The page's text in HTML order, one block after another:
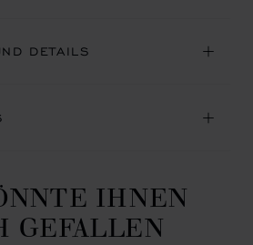
DETAILS
IHNEN
GEFALLEN